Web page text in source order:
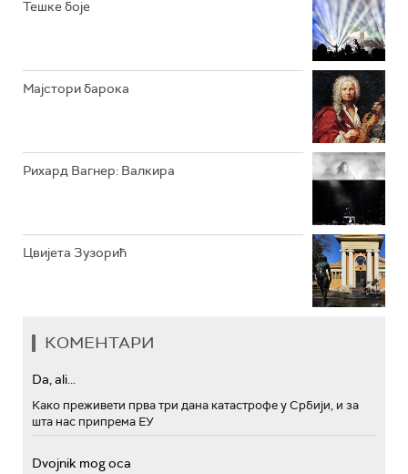
Тешке боје
Мајстори барока
Рихард Вагнер: Валкира
Цвијета Зузорић
КОМЕНТАРИ
Da, ali...
Како преживети прва три дана катастрофе у Србији, и за
шта нас припрема ЕУ
Dvojnik mog oca